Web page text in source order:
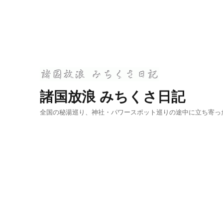
諸国放浪 みちくさ日記
全国の秘湯巡り、神社・パワースポット巡りの途中に立ち寄